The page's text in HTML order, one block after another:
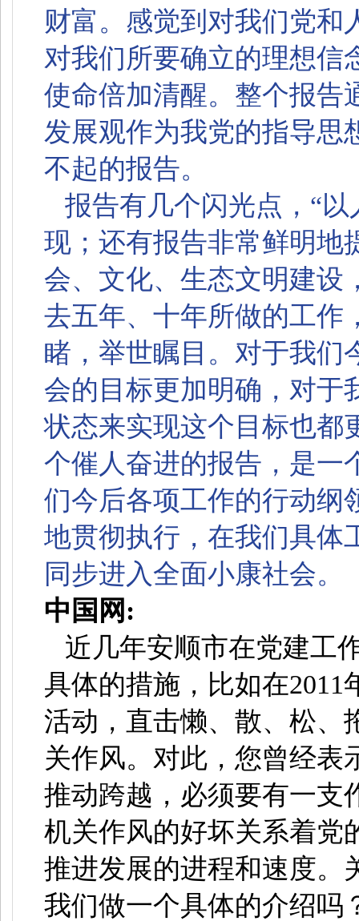
财富。感觉到对我们党和
对我们所要确立的理想信
使命倍加清醒。整个报告
发展观作为我党的指导思
不起的报告。
报告有几个闪光点，“
现；还有报告非常鲜明地
会、文化、生态文明建设
去五年、十年所做的工作
睹，举世瞩目。对于我们
会的目标更加明确，对于
状态来实现这个目标也都
个催人奋进的报告，是一
们今后各项工作的行动纲
地贯彻执行，在我们具体
同步进入全面小康社会。
中国网:
近几年安顺市在党建工
具体的措施，比如在2011
活动，直击懒、散、松、
关作风。对此，您曾经表
推动跨越，必须要有一支
机关作风的好坏关系着党
推进发展的进程和速度。
我们做一个具体的介绍吗